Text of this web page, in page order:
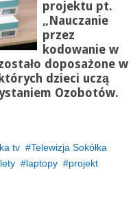
projektu pt.
„Nauczanie
przez
kodowanie w
doposażone w
dzieci uczą
Ozobotów.
tv
Telewizja Sokółka
laptopy
projekt